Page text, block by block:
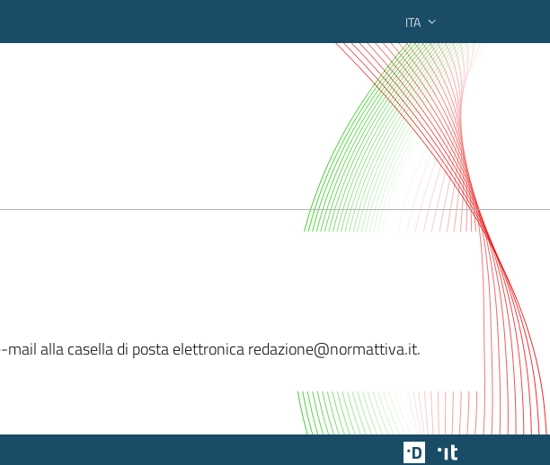
ITA
federato regionale
alla casella di posta elettronica redazione@normattiva.it.
Team Digitale